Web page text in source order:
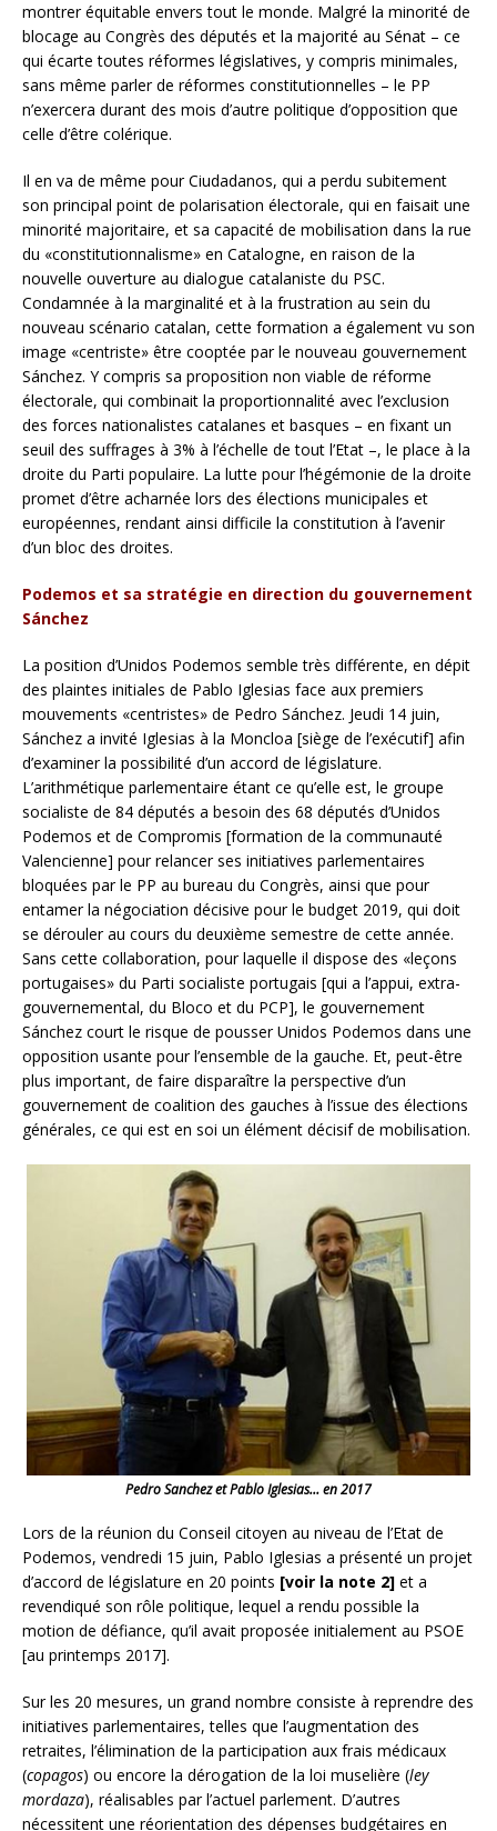
montrer équitable envers tout le monde. Malgré la minorité de
blocage au Congrès des députés et la majorité au Sénat – ce
qui écarte toutes réformes législatives, y compris minimales,
sans même parler de réformes constitutionnelles – le PP
n’exercera durant des mois d’autre politique d’opposition que
celle d’être colérique.
Il en va de même pour Ciudadanos, qui a perdu subitement
son principal point de polarisation électorale, qui en faisait une
minorité majoritaire, et sa capacité de mobilisation dans la rue
du «constitutionnalisme» en Catalogne, en raison de la
nouvelle ouverture au dialogue catalaniste du PSC.
Condamnée à la marginalité et à la frustration au sein du
nouveau scénario catalan, cette formation a également vu son
image «centriste» être cooptée par le nouveau gouvernement
Sánchez. Y compris sa proposition non viable de réforme
électorale, qui combinait la proportionnalité avec l’exclusion
des forces nationalistes catalanes et basques – en fixant un
seuil des suffrages à 3% à l’échelle de tout l’Etat –, le place à la
droite du Parti populaire. La lutte pour l’hégémonie de la droite
promet d’être acharnée lors des élections municipales et
européennes, rendant ainsi difficile la constitution à l’avenir
d’un bloc des droites.
Podemos et sa stratégie en direction du gouvernement
Sánchez
La position d’Unidos Podemos semble très différente, en dépit
des plaintes initiales de Pablo Iglesias face aux premiers
mouvements «centristes» de Pedro Sánchez. Jeudi 14 juin,
Sánchez a invité Iglesias à la Moncloa [siège de l’exécutif] afin
d’examiner la possibilité d’un accord de législature.
L’arithmétique parlementaire étant ce qu’elle est, le groupe
socialiste de 84 députés a besoin des 68 députés d’Unidos
Podemos et de Compromis [formation de la communauté
Valencienne] pour relancer ses initiatives parlementaires
bloquées par le PP au bureau du Congrès, ainsi que pour
entamer la négociation décisive pour le budget 2019, qui doit
se dérouler au cours du deuxième semestre de cette année.
Sans cette collaboration, pour laquelle il dispose des «leçons
portugaises» du Parti socialiste portugais [qui a l’appui, extra-
gouvernemental, du Bloco et du PCP], le gouvernement
Sánchez court le risque de pousser Unidos Podemos dans une
opposition usante pour l’ensemble de la gauche. Et, peut-être
plus important, de faire disparaître la perspective d’un
gouvernement de coalition des gauches à l’issue des élections
générales, ce qui est en soi un élément décisif de mobilisation.
Pedro Sanchez et Pablo Iglesias… en 2017
Lors de la réunion du Conseil citoyen au niveau de l’Etat de
Podemos, vendredi 15 juin, Pablo Iglesias a présenté un projet
d’accord de législature en 20 points [voir la note 2] et a
revendiqué son rôle politique, lequel a rendu possible la
motion de défiance, qu’il avait proposée initialement au PSOE
[au printemps 2017].
Sur les 20 mesures, un grand nombre consiste à reprendre des
initiatives parlementaires, telles que l’augmentation des
retraites, l’élimination de la participation aux frais médicaux
(copagos) ou encore la dérogation de la loi muselière (ley
mordaza), réalisables par l’actuel parlement. D’autres
nécessitent une réorientation des dépenses budgétaires en